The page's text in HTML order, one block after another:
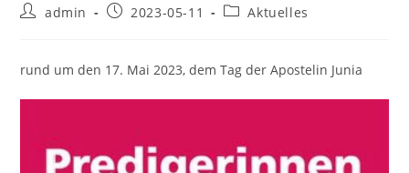
Beitrags-
admin
Beitrag2023-05-11
Beitrags-
Aktuelles
rund um den 17. Mai 2023, dem Tag der Apostelin Junia